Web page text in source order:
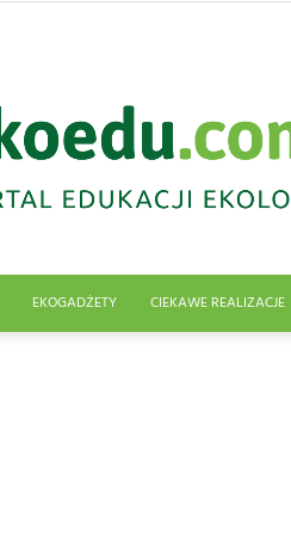
EKOGADŻETY CIEKAWE REALIZACJE